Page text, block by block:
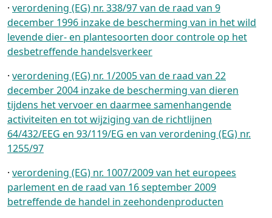
· verordening (EG) nr. 338/97 van de raad van 9
december 1996 inzake de bescherming van in het wild
levende dier- en plantesoorten door controle op het
desbetreffende handelsverkeer
· verordening (EG) nr. 1/2005 van de raad van 22
december 2004 inzake de bescherming van dieren
tijdens het vervoer en daarmee samenhangende
activiteiten en tot wijziging van de richtlijnen
64/432/EEG en 93/119/EG en van verordening (EG) nr.
1255/97
· verordening (EG) nr. 1007/2009 van het europees
parlement en de raad van 16 september 2009
betreffende de handel in zeehondenproducten